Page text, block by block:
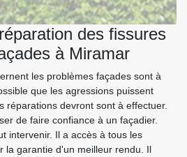
des fissures
à Miramar
les problèmes façades sont à
que les agressions puissent
réparations devront sont à effectuer.
de faire confiance à un façadier.
intervenir. Il a accès à tous les
la garantie d'un meilleur rendu. Il